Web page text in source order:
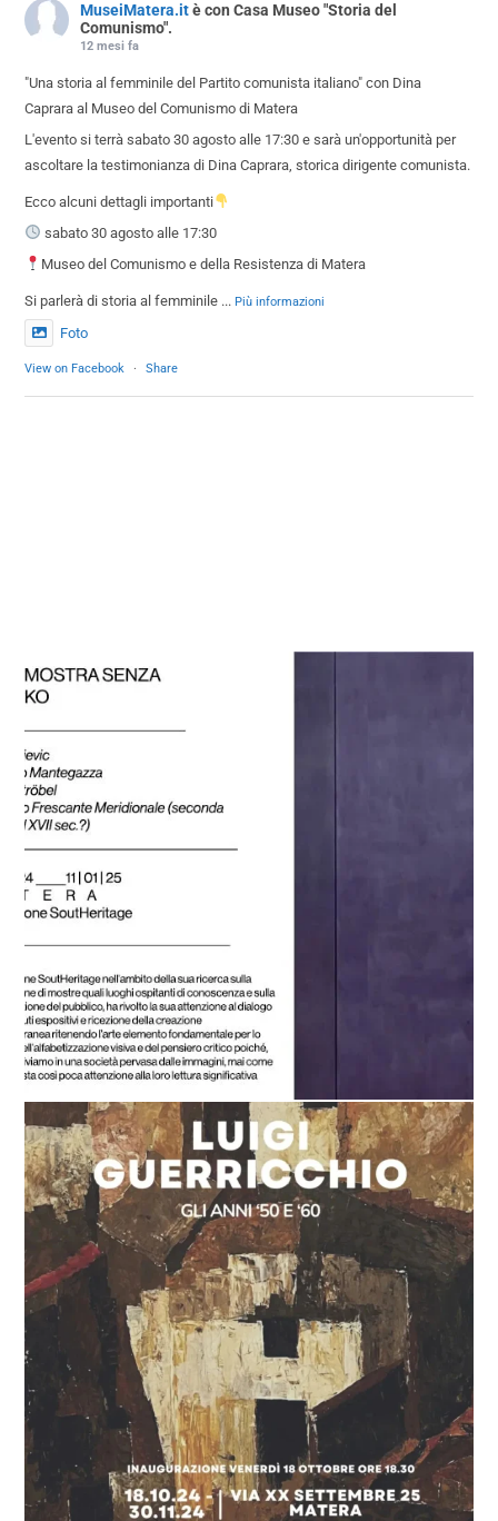
MuseiMatera.it è con Casa Museo "Storia del
Comunismo".
12 mesi fa
"Una storia al femminile del Partito comunista italiano" con Dina
Caprara al Museo del Comunismo di Matera
L'evento si terrà sabato 30 agosto alle 17:30 e sarà un'opportunità per
ascoltare la testimonianza di Dina Caprara, storica dirigente comunista.
Ecco alcuni dettagli importanti
sabato 30 agosto alle 17:30
Museo del Comunismo e della Resistenza di Matera
Si parlerà di storia al femminile ... Più informazioni
Foto
View on Facebook · Share